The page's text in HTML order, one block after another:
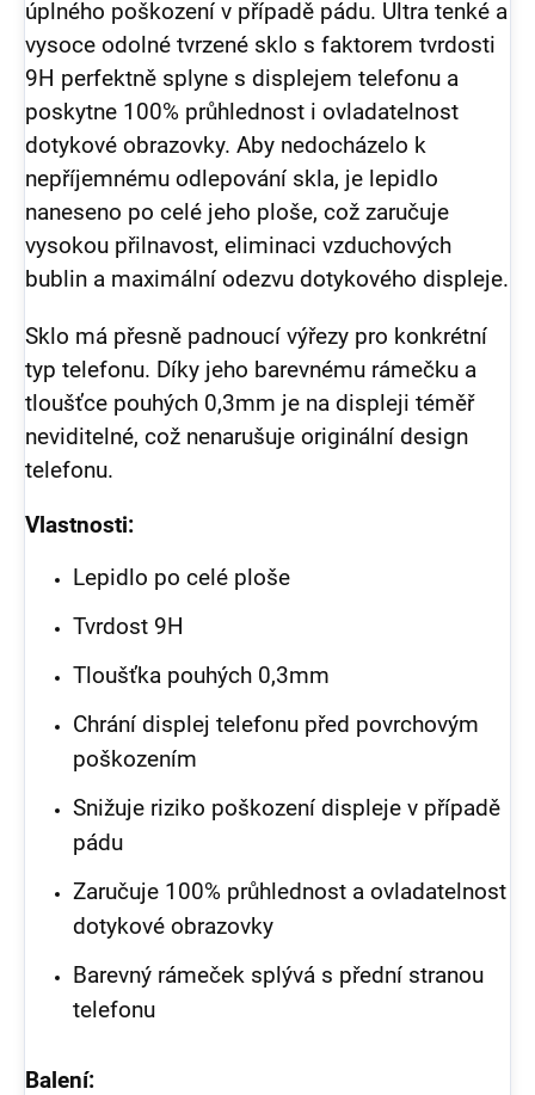
úplného poškození v případě pádu. Ultra tenké a
vysoce odolné tvrzené sklo s faktorem tvrdosti
9H perfektně splyne s displejem telefonu a
poskytne 100% průhlednost i ovladatelnost
dotykové obrazovky. Aby nedocházelo k
nepříjemnému odlepování skla, je lepidlo
naneseno po celé jeho ploše, což zaručuje
vysokou přilnavost, eliminaci vzduchových
bublin a maximální odezvu dotykového displeje.
Sklo má přesně padnoucí výřezy pro konkrétní
typ telefonu. Díky jeho barevnému rámečku a
tloušťce pouhých 0,3mm je na displeji téměř
neviditelné, což nenarušuje originální design
telefonu.
Vlastnosti:
Lepidlo po celé ploše
Tvrdost 9H
Tloušťka pouhých 0,3mm
Chrání displej telefonu před povrchovým
poškozením
Snižuje riziko poškození displeje v případě
pádu
Zaručuje 100% průhlednost a ovladatelnost
dotykové obrazovky
Barevný rámeček splývá s přední stranou
telefonu
Balení: